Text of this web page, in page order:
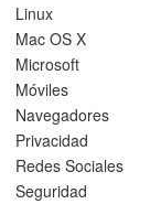
Linux
Mac OS X
Microsoft
Móviles
Navegadores
Privacidad
Redes Sociales
Seguridad